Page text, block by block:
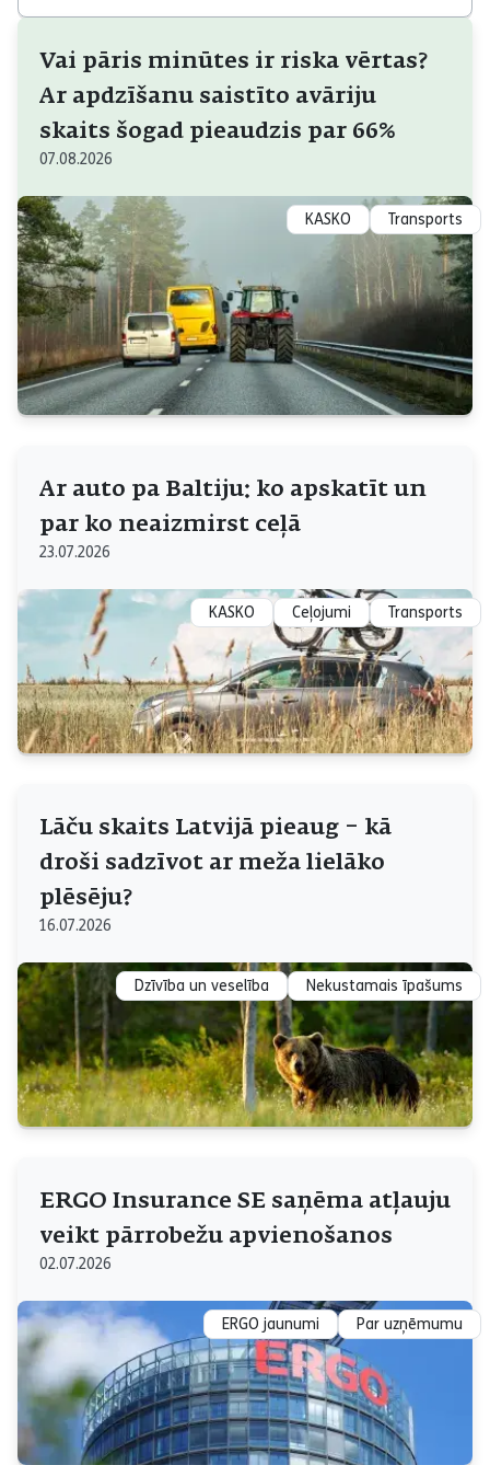
KASKO Transports
Vai pāris minūtes ir riska vērtas?
Ar apdzīšanu saistīto avāriju
skaits šogad pieaudzis par 66%
07.08.2026
KASKO Ceļojumi Transports
Ar auto pa Baltiju: ko apskatīt un
par ko neaizmirst ceļā
23.07.2026
Dzīvība un veselība Nekustamais īpašums
Lāču skaits Latvijā pieaug – kā
droši sadzīvot ar meža lielāko
plēsēju?
16.07.2026
ERGO jaunumi Par uzņēmumu
ERGO Insurance SE saņēma atļauju
veikt pārrobežu apvienošanos
02.07.2026